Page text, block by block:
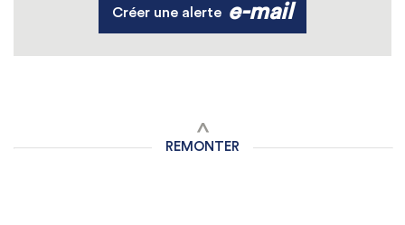
Créer une alerte e-mail
REMONTER